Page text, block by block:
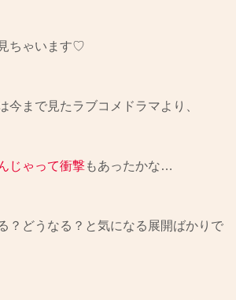
ちゃいます♡
今まで見たラブコメドラマより、
じゃって衝撃もあったかな…
？どうなる？と気になる展開ばかりで